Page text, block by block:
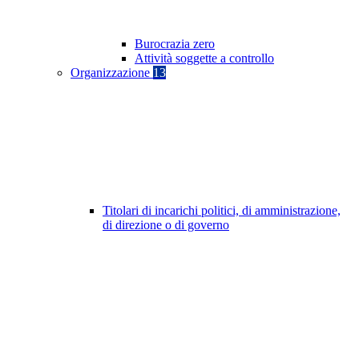
Burocrazia zero
Attività soggette a controllo
Organizzazione 13
Titolari di incarichi politici, di amministrazione,
di direzione o di governo